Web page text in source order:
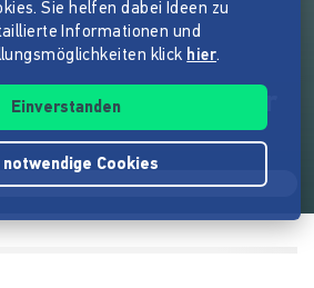
Die Rettung der
Sie helfen dabei Ideen zu
Informationen und
klick hier.
Einverstanden
notwendige Cookies